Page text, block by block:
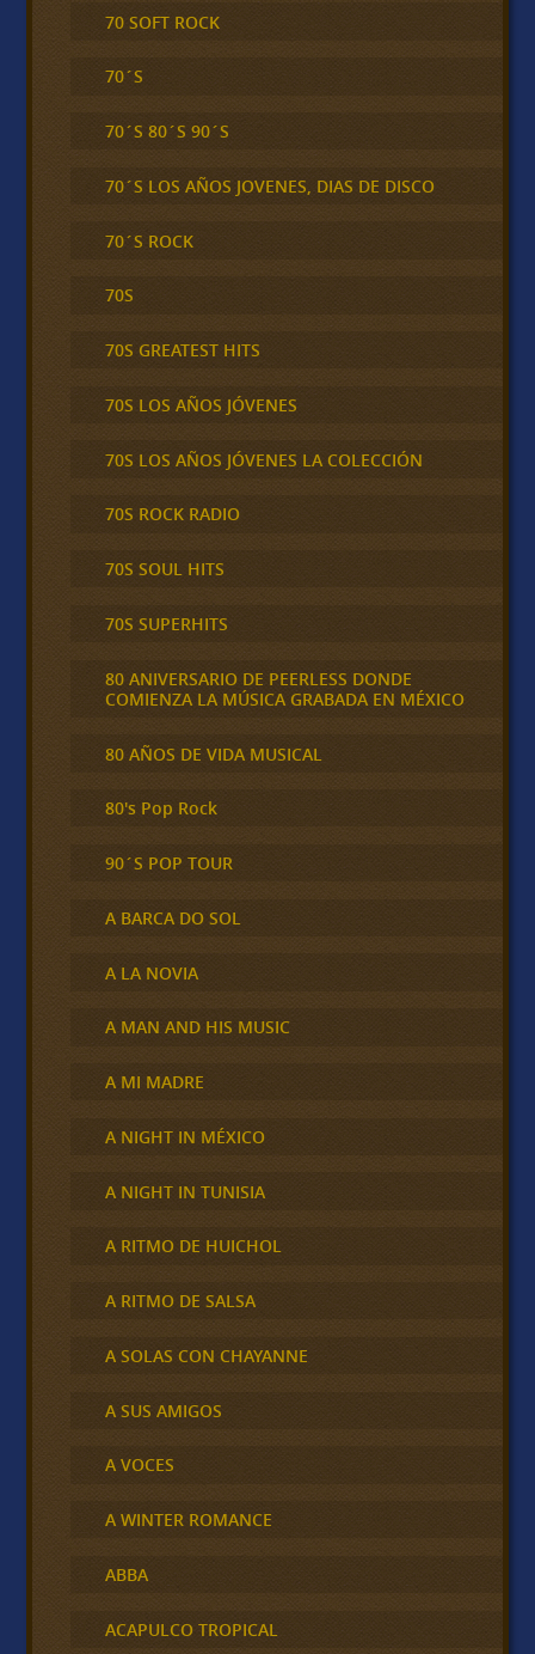
70 SOFT ROCK
70´S
70´S 80´S 90´S
70´S LOS AÑOS JOVENES, DIAS DE DISCO
70´S ROCK
70S
70S GREATEST HITS
70S LOS AÑOS JÓVENES
70S LOS AÑOS JÓVENES LA COLECCIÓN
70S ROCK RADIO
70S SOUL HITS
70S SUPERHITS
80 ANIVERSARIO DE PEERLESS DONDE
COMIENZA LA MÚSICA GRABADA EN MÉXICO
80 AÑOS DE VIDA MUSICAL
80's Pop Rock
90´S POP TOUR
A BARCA DO SOL
A LA NOVIA
A MAN AND HIS MUSIC
A MI MADRE
A NIGHT IN MÉXICO
A NIGHT IN TUNISIA
A RITMO DE HUICHOL
A RITMO DE SALSA
A SOLAS CON CHAYANNE
A SUS AMIGOS
A VOCES
A WINTER ROMANCE
ABBA
ACAPULCO TROPICAL